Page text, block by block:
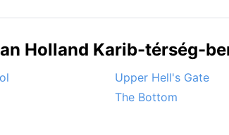
Holland Karib-térség-
Upper Hell's Gate
The Bottom